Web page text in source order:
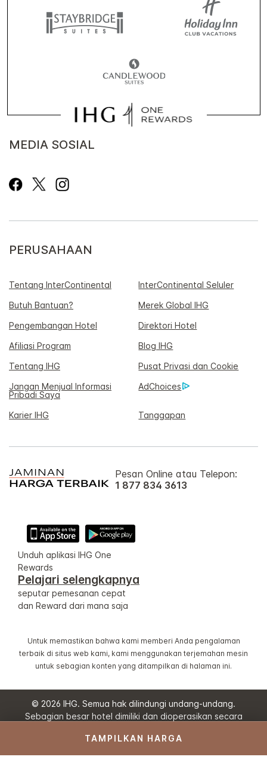
TAMPILKAN HARGA
MEDIA SOSIAL
PERUSAHAAN
Tentang InterContinental
InterContinental Seluler
Butuh Bantuan?
Merek Global IHG
Pengembangan Hotel
Direktori Hotel
Afiliasi Program
Blog IHG
Tentang IHG
Pusat Privasi dan Cookie
Jangan Menjual Informasi
Pribadi Saya
AdChoices
Karier IHG Tanggapan
Pesan Online atau Telepon:
1 877 834 3613
Unduh aplikasi IHG One
Rewards
Pelajari selengkapnya
seputar pemesanan cepat
dan Reward dari mana saja
Untuk memastikan bahwa kami memberi Anda pengalaman
terbaik di situs web kami, kami menggunakan terjemahan mesin
untuk sebagian konten yang ditampilkan di halaman ini.
© 2026 IHG. Semua hak dilindungi undang-undang.
Sebagian besar hotel dimiliki dan dioperasikan secara